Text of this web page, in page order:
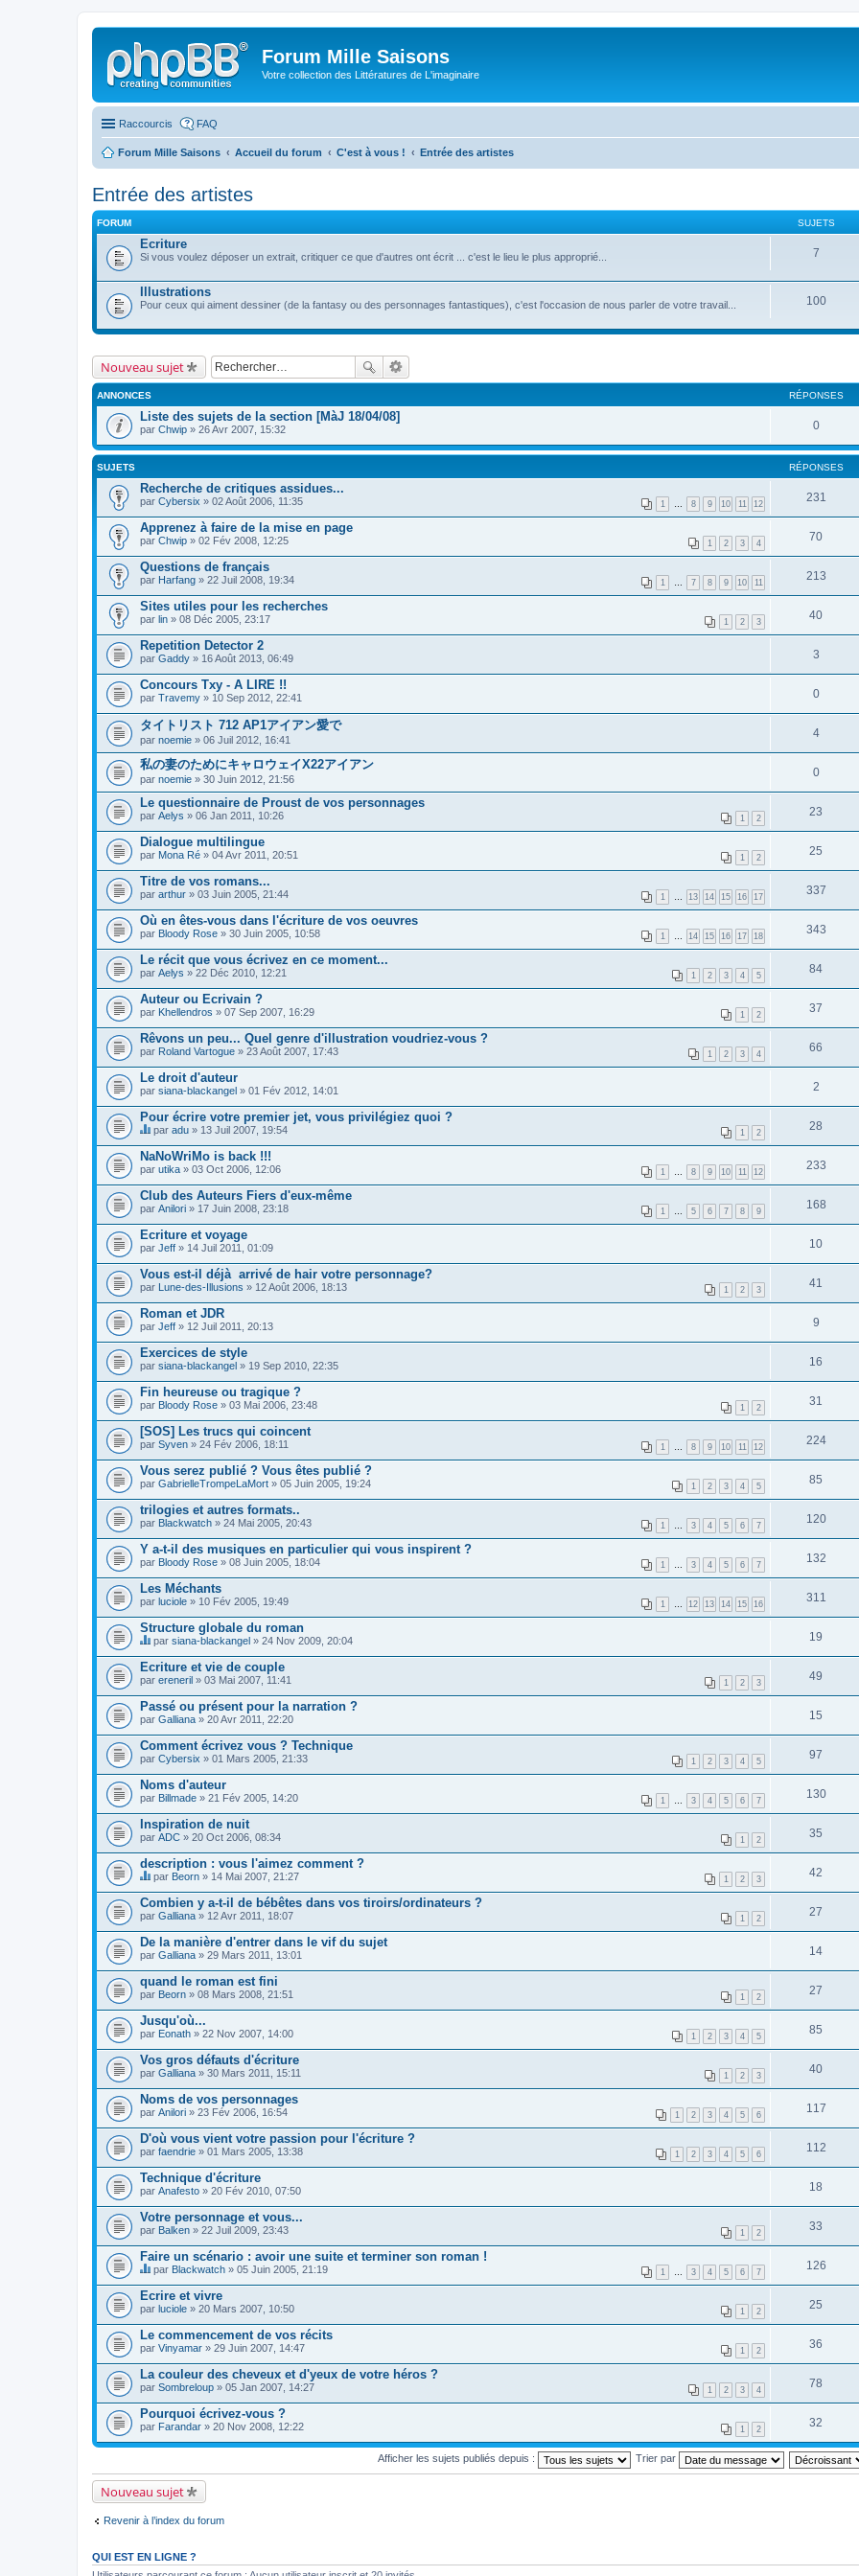
Forum Mille Saisons
Votre collection des Littératures de L'imaginaire
Raccourcis FAQ
Forum Mille Saisons Accueil du forum C'est à vous ! Entrée des artistes
Entrée des artistes
FORUM SUJETS
Ecriture
Si vous voulez déposer un extrait, critiquer ce que d'autres ont écrit ... c'est le lieu le plus approprié... 7
Illustrations
Pour ceux qui aiment dessiner (de la fantasy ou des personnages fantastiques), c'est l'occasion de nous parler de votre travail... 100
Nouveau sujet
ANNONCES RÉPONSES
Liste des sujets de la section [MàJ 18/04/08]
par Chwip » 26 Avr 2007, 15:32 0
SUJETS RÉPONSES
Recherche de critiques assidues...
1 8 9 10 11 12
par Cybersix » 02 Août 2006, 11:35 231
Apprenez à faire de la mise en page
1 2 3 4
par Chwip » 02 Fév 2008, 12:25 70
Questions de français
1 7 8 9 10 11
par Harfang » 22 Juil 2008, 19:34 213
Sites utiles pour les recherches
1 2 3
par lin » 08 Déc 2005, 23:17 40
Repetition Detector 2
par Gaddy » 16 Août 2013, 06:49 3
Concours Txy - A LIRE !!
par Travemy » 10 Sep 2012, 22:41 0
タイトリスト 712 AP1アイアン愛で
par noemie » 06 Juil 2012, 16:41 4
私の妻のためにキャロウェイX22アイアン
par noemie » 30 Juin 2012, 21:56 0
Le questionnaire de Proust de vos personnages
1 2
par Aelys » 06 Jan 2011, 10:26 23
Dialogue multilingue
1 2
par Mona Ré » 04 Avr 2011, 20:51 25
Titre de vos romans...
1 13 14 15 16 17
par arthur » 03 Juin 2005, 21:44 337
Où en êtes-vous dans l'écriture de vos oeuvres
1 14 15 16 17 18
par Bloody Rose » 30 Juin 2005, 10:58 343
Le récit que vous écrivez en ce moment...
1 2 3 4 5
par Aelys » 22 Déc 2010, 12:21 84
Auteur ou Ecrivain ?
1 2
par Khellendros » 07 Sep 2007, 16:29 37
Rêvons un peu... Quel genre d'illustration voudriez-vous ?
1 2 3 4
par Roland Vartogue » 23 Août 2007, 17:43 66
Le droit d'auteur
par siana-blackangel » 01 Fév 2012, 14:01 2
Pour écrire votre premier jet, vous privilégiez quoi ?
1 2
C
e
s
u
j
e
t
o
n
t
i
e
n
t
u
n
o
n
d
a
g
e
par adu » 13 Juil 2007, 19:54 28
NaNoWriMo is back !!!
1 8 9 10 11 12
par utika » 03 Oct 2006, 12:06 233
Club des Auteurs Fiers d'eux-même
1 5 6 7 8 9
par Anilori » 17 Juin 2008, 23:18 168
Ecriture et voyage
par Jeff » 14 Juil 2011, 01:09 10
Vous est-il déjà arrivé de hair votre personnage?
1 2 3
par Lune-des-Illusions » 12 Août 2006, 18:13 41
Roman et JDR
par Jeff » 12 Juil 2011, 20:13 9
Exercices de style
par siana-blackangel » 19 Sep 2010, 22:35 16
Fin heureuse ou tragique ?
1 2
par Bloody Rose » 03 Mai 2006, 23:48 31
[SOS] Les trucs qui coincent
1 8 9 10 11 12
par Syven » 24 Fév 2006, 18:11 224
Vous serez publié ? Vous êtes publié ?
1 2 3 4 5
par GabrielleTrompeLaMort » 05 Juin 2005, 19:24 85
trilogies et autres formats..
1 3 4 5 6 7
par Blackwatch » 24 Mai 2005, 20:43 120
Y a-t-il des musiques en particulier qui vous inspirent ?
1 3 4 5 6 7
par Bloody Rose » 08 Juin 2005, 18:04 132
Les Méchants
1 12 13 14 15 16
par luciole » 10 Fév 2005, 19:49 311
Structure globale du roman
C
e
s
u
j
e
t
o
n
t
i
e
n
t
u
n
o
n
d
a
g
e
par siana-blackangel » 24 Nov 2009, 20:04 19
Ecriture et vie de couple
1 2 3
par ereneril » 03 Mai 2007, 11:41 49
Passé ou présent pour la narration ?
par Galliana » 20 Avr 2011, 22:20 15
Comment écrivez vous ? Technique
1 2 3 4 5
par Cybersix » 01 Mars 2005, 21:33 97
Noms d'auteur
1 3 4 5 6 7
par Billmade » 21 Fév 2005, 14:20 130
Inspiration de nuit
1 2
par ADC » 20 Oct 2006, 08:34 35
description : vous l'aimez comment ?
1 2 3
C
e
s
u
j
e
t
o
n
t
i
e
n
t
u
n
o
n
d
a
g
e
par Beorn » 14 Mai 2007, 21:27 42
Combien y a-t-il de bébêtes dans vos tiroirs/ordinateurs ?
1 2
par Galliana » 12 Avr 2011, 18:07 27
De la manière d'entrer dans le vif du sujet
par Galliana » 29 Mars 2011, 13:01 14
quand le roman est fini
1 2
par Beorn » 08 Mars 2008, 21:51 27
Jusqu'où...
1 2 3 4 5
par Eonath » 22 Nov 2007, 14:00 85
Vos gros défauts d'écriture
1 2 3
par Galliana » 30 Mars 2011, 15:11 40
Noms de vos personnages
1 2 3 4 5 6
par Anilori » 23 Fév 2006, 16:54 117
D'où vous vient votre passion pour l'écriture ?
1 2 3 4 5 6
par faendrie » 01 Mars 2005, 13:38 112
Technique d'écriture
par Anafesto » 20 Fév 2010, 07:50 18
Votre personnage et vous...
1 2
par Balken » 22 Juil 2009, 23:43 33
Faire un scénario : avoir une suite et terminer son roman !
1 3 4 5 6 7
C
e
s
u
j
e
t
o
n
t
i
e
n
t
u
s
n
a
.
par Blackwatch » 05 Juin 2005, 21:19 126
Ecrire et vivre
1 2
par luciole » 20 Mars 2007, 10:50 25
Le commencement de vos récits
1 2
par Vinyamar » 29 Juin 2007, 14:47 36
La couleur des cheveux et d'yeux de votre héros ?
1 2 3 4
par Sombreloup » 05 Jan 2007, 14:27 78
Pourquoi écrivez-vous ?
1 2
par Farandar » 20 Nov 2008, 12:22 32
Afficher les sujets publiés depuis : Trier par
Nouveau sujet
Revenir à l’index du forum
QUI EST EN LIGNE ?